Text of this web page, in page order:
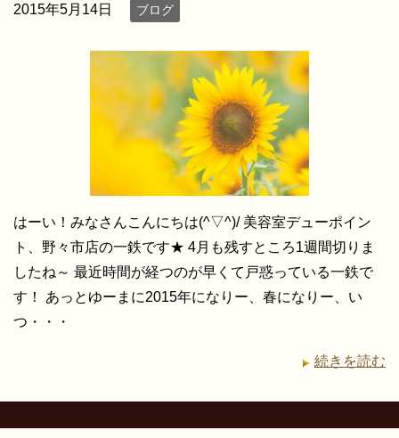
2015年5月14日 ブログ
はーい！みなさんこんにちは(^▽^)/ 美容室デューポイン
ト、野々市店の一鉄です★ 4月も残すところ1週間切りま
したね～ 最近時間が経つのが早くて戸惑っている一鉄で
す！ あっとゆーまに2015年になりー、春になりー、い
つ・・・
続きを読む